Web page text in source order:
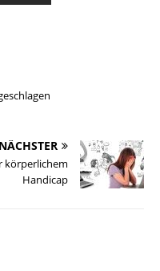
NÄCHSTER
körperlichem
Handicap